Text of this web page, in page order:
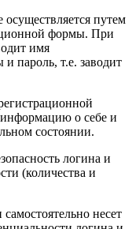
осуществляется путем
формы. При
имя
и пароль, т.е. заводит
о себе и
состоянии.
логина и
(количества и
несет